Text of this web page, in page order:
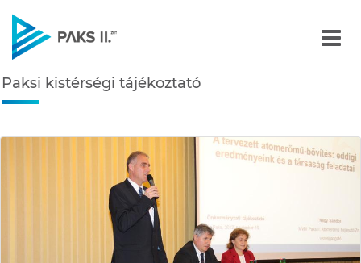
Navigáció
Paksi kistérségi
Paksi kistérségi tájékoztató